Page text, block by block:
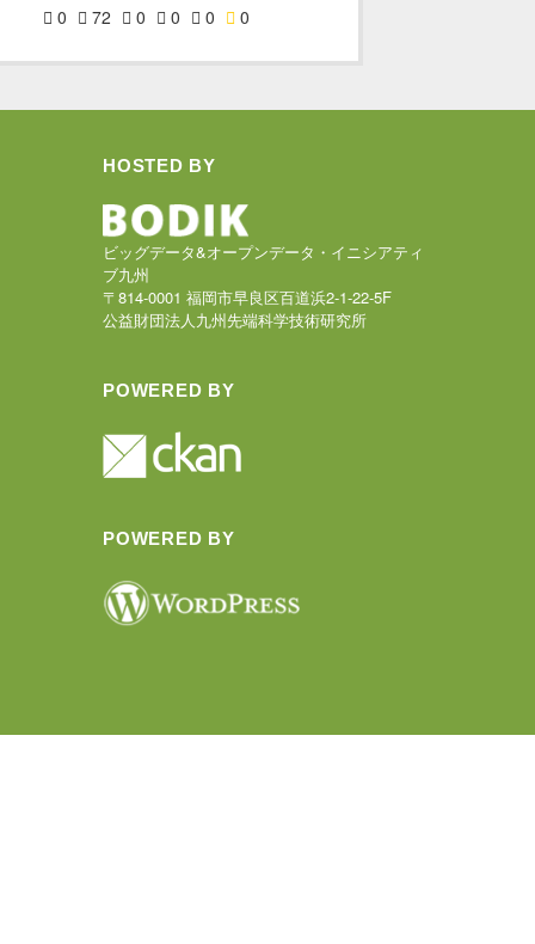
0 72 0 0 0 0
HOSTED BY
ビッグデータ&オープンデータ・イニシアティ
ブ九州
〒814-0001 福岡市早良区百道浜2-1-22-5F
公益財団法人九州先端科学技術研究所
POWERED BY
POWERED BY